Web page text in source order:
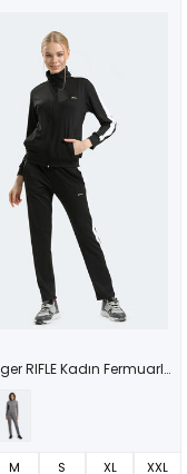
Slazenger RIFLE Kadın Fermuarlı Dik Yaka Cepli Siyah Eşofman Takımı
M S XL
XXL